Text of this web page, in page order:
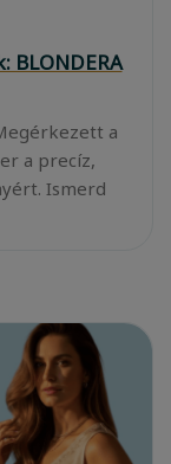
BLONDERA
a
a precíz,
Ismerd